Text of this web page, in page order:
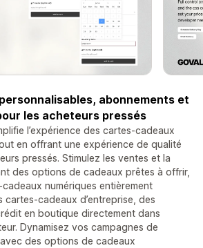
abonnements et
les acheteurs pressés
l’expérience des cartes-cadeaux
en offrant une expérience de qualité
pressés. Stimulez les ventes et la
des options de cadeaux prêtes à offrir,
numériques entièrement
cartes-cadeaux d’entreprise, des
en boutique directement dans
Dynamisez vos campagnes de
des options de cadeaux